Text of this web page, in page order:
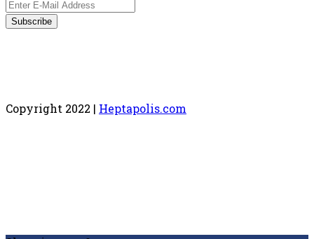
Copyright 2022 | Heptapolis.com